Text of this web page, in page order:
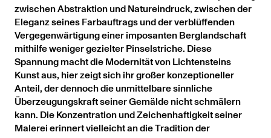
zwischen Abstraktion und Natureindruck, zwischen der
Eleganz seines Farbauftrags und der verblüffenden
Vergegenwärtigung einer imposanten Berglandschaft
mithilfe weniger gezielter Pinselstriche. Diese
Spannung macht die Modernität von Lichtensteins
Kunst aus, hier zeigt sich ihr großer konzeptioneller
Anteil, der dennoch die unmittelbare sinnliche
Überzeugungskraft seiner Gemälde nicht schmälern
kann. Die Konzentration und Zeichenhaftigkeit seiner
Malerei erinnert vielleicht an die Tradition der